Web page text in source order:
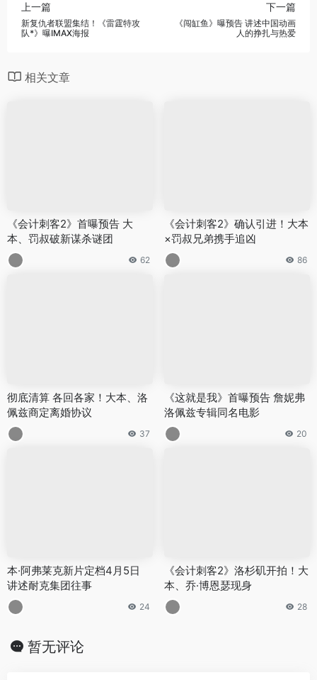
上一篇
新复仇者联盟集结！《雷霆特攻
队*》曝IMAX海报
下一篇
《闯缸鱼》曝预告 讲述中国动画
人的挣扎与热爱
相关文章
《会计刺客2》首曝预告 大
本、罚叔破新谋杀谜团
62
《会计刺客2》确认引进！大本
×罚叔兄弟携手追凶
86
彻底清算 各回各家！大本、洛
佩兹商定离婚协议
37
《这就是我》首曝预告 詹妮弗
洛佩兹专辑同名电影
20
本·阿弗莱克新片定档4月5日
讲述耐克集团往事
24
《会计刺客2》洛杉矶开拍！大
本、乔·博恩瑟现身
28
暂无评论